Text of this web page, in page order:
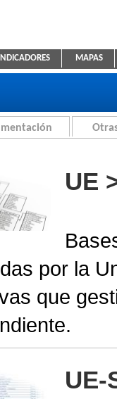
Educativa
INDICADORES MAPAS
UE
por la
que
UE-